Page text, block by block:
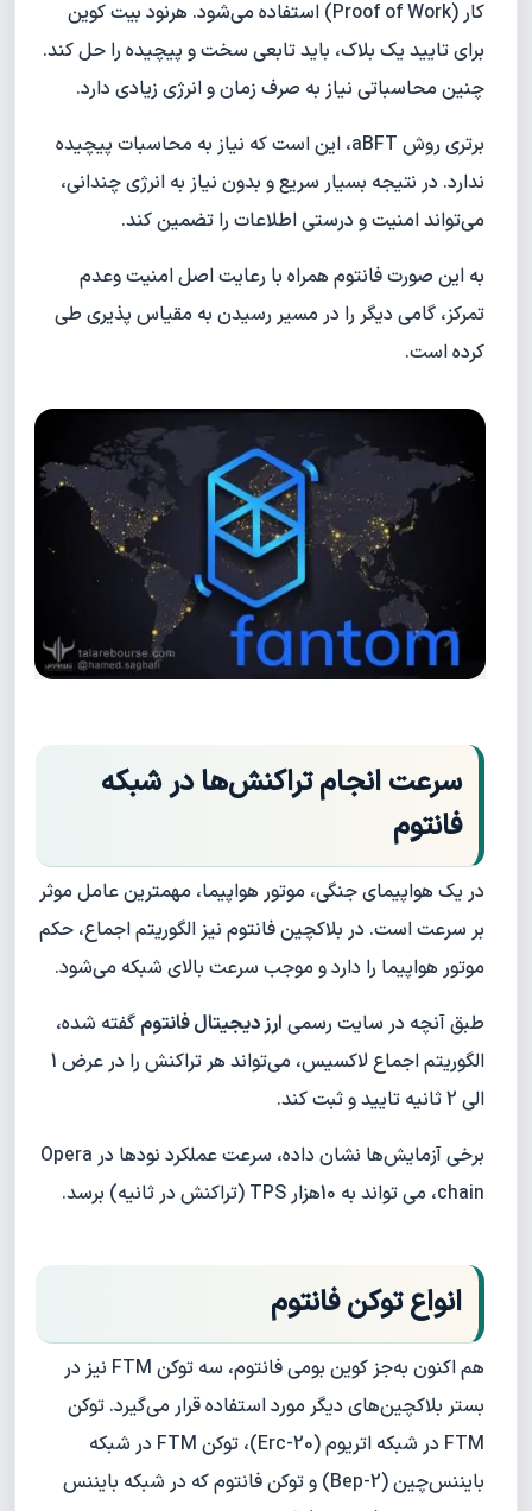
کار (Proof of Work) استفاده می‌شود. هرنود بیت کوین
برای تایید یک بلاک، باید تابعی سخت و پیچیده را حل کند.
چنین محاسباتی نیاز به صرف زمان و انرژی زیادی دارد.
برتری روش aBFT، این است که نیاز به محاسبات پیچیده
ندارد. در نتیجه بسیار سریع و بدون نیاز به انرژی چندانی،
می‌تواند امنیت و درستی اطلاعات را تضمین کند.
به این صورت فانتوم همراه با رعایت اصل امنیت وعدم
تمرکز، گامی دیگر را در مسیر رسیدن به مقیاس پذیری طی
کرده است.
سرعت انجام تراکنش‌ها در شبکه
فانتوم
در یک هواپیمای جنگی، موتور هواپیما، مهمترین عامل موثر
بر سرعت است. در بلاکچین فانتوم نیز الگوریتم اجماع، حکم
موتور هواپیما را دارد و موجب سرعت بالای شبکه می‌شود.
طبق آنچه در سایت رسمی ارز دیجیتال فانتوم گفته شده،
الگوریتم اجماع لاکسیس، می‌تواند هر تراکنش را در عرض 1
الی 2 ثانیه تایید و ثبت کند.
برخی آزمایش‌ها نشان داده، سرعت عملکرد نودها در Opera
chain، می تواند به 10هزار TPS (تراکنش در ثانیه) برسد.
انواع توکن فانتوم
هم اکنون به‌جز کوین بومی فانتوم، سه توکن FTM نیز در
بستر بلاکچین‌های دیگر مورد استفاده قرار می‌گیرد. توکن
FTM در شبکه اتریوم (Erc-20)، توکن FTM در شبکه
بایننس‌چین (Bep-2) و توکن فانتوم که در شبکه بایننس